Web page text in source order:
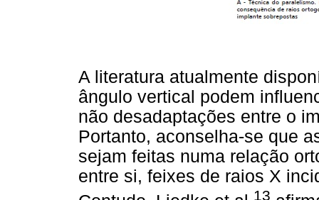
A literatura atualmente
ângulo vertical podem
não desadaptações entre o
Portanto, aconselha-se que
sejam feitas numa relação
entre si, feixes de raios X
13